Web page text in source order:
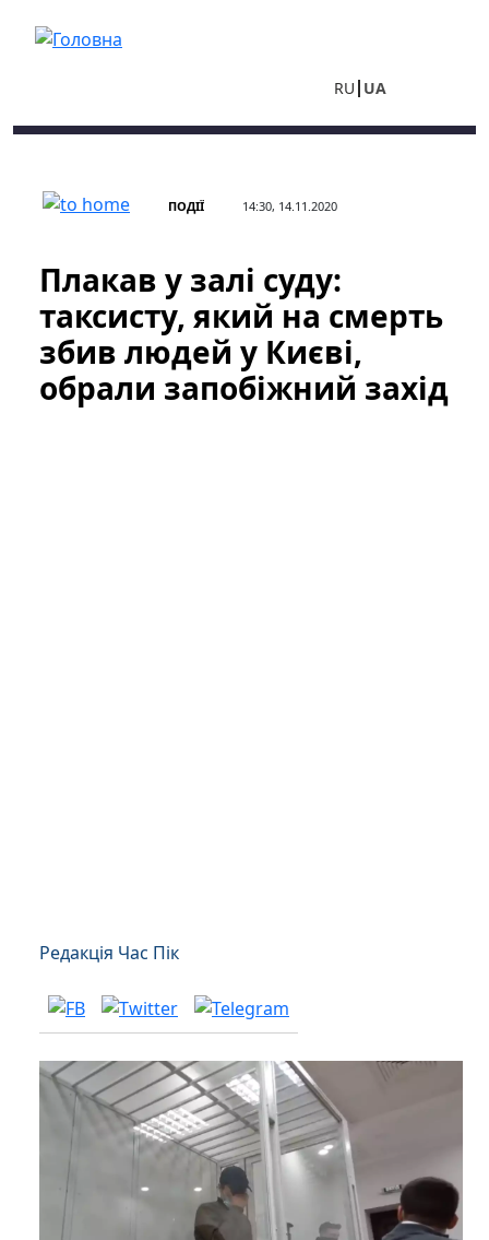
RU UA
ПОДІЇ 14:30, 14.11.2020
Плакав у залі суду:
таксисту, який на смерть
збив людей у Києві,
обрали запобіжний захід
Редакція Час Пік